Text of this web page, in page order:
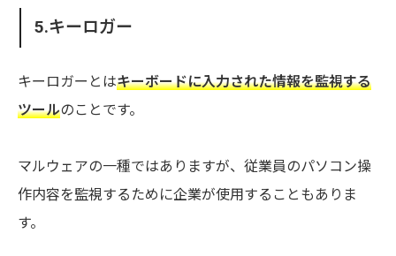
5.キーロガー
キーロガーとはキーボードに入力された情報を監視する
ツールのことです。
マルウェアの一種ではありますが、従業員のパソコン操
作内容を監視するために企業が使用することもありま
す。